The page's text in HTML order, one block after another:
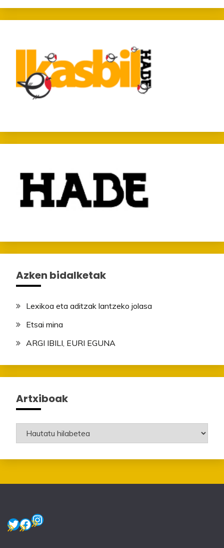
Azken bidalketak
Lexikoa eta aditzak lantzeko jolasa
Etsai mina
ARGI IBILI, EURI EGUNA
Artxiboak
Artxiboak
Twitter
Facebook
Instagram